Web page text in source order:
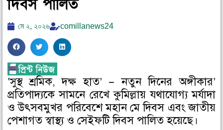
দিবস পালিত
মে ২, ২০২৬ comillanews24
S
h
a
r
e
n
S
h
a
r
e
S
h
r
e
l
‘সুস্থ শ্রমিক, দক্ষ হাত’ – নতুন দিনের অঙ্গীকার’
প্রতিপাদ্যকে সামনে রেখে কুমিল্লায় যথাযোগ্য মর্যাদা
ও উৎসবমুখর পরিবেশে মহান মে দিবস এবং জাতীয়
পেশাগত স্বাস্থ্য ও সেইফটি দিবস পালিত হয়েছে।